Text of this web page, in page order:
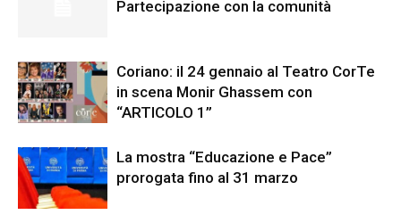
Partecipazione con la comunità
Coriano: il 24 gennaio al Teatro CorTe
in scena Monir Ghassem con
“ARTICOLO 1”
La mostra “Educazione e Pace”
prorogata fino al 31 marzo